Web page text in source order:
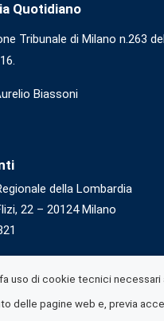
Quotidiano
Tribunale di Milano n.263
Biassoni
della Lombardia
22 – 20124 Milano
uso di cookie tecnici necessari
delle pagine web e, previa